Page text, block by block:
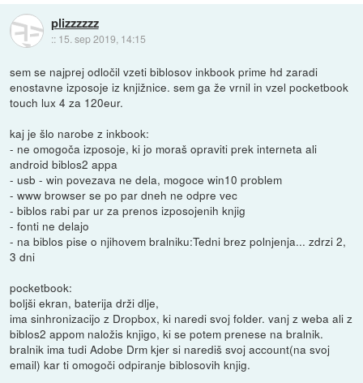
plizzzzzz
:: 15. sep 2019, 14:15
sem se najprej odločil vzeti biblosov inkbook prime hd zaradi
enostavne izposoje iz knjižnice. sem ga že vrnil in vzel pocketbook
touch lux 4 za 120eur.
kaj je šlo narobe z inkbook:
- ne omogoča izposoje, ki jo moraš opraviti prek interneta ali
android biblos2 appa
- usb - win povezava ne dela, mogoce win10 problem
- www browser se po par dneh ne odpre vec
- biblos rabi par ur za prenos izposojenih knjig
- fonti ne delajo
- na biblos pise o njihovem bralniku:Tedni brez polnjenja... zdrzi 2,
3 dni
pocketbook:
boljši ekran, baterija drži dlje,
ima sinhronizacijo z Dropbox, ki naredi svoj folder. vanj z weba ali z
biblos2 appom naložis knjigo, ki se potem prenese na bralnik.
bralnik ima tudi Adobe Drm kjer si narediš svoj account(na svoj
email) kar ti omogoči odpiranje biblosovih knjig.